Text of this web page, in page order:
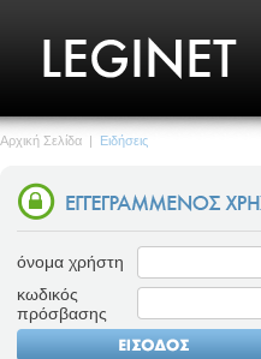
Αρχική Σελίδα | Ειδήσεις
όνομα χρήστη
κωδικός
πρόσβασης